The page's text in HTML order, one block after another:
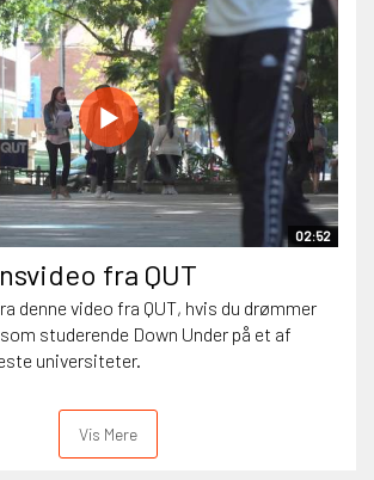
02:52
fra QUT
denne video fra QUT, hvis du drømmer
studerende Down Under på et af
universiteter.
Vis Mere